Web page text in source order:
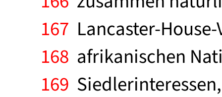
167 Lancaster-
168 afrikanischen
169